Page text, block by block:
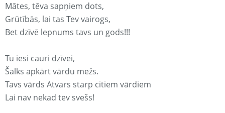
Mātes, tēva sapņiem dots,
Grūtībās, lai tas Tev vairogs,
Bet dzīvē lepnums tavs un gods!!!
Tu iesi cauri dzīvei,
Šalks apkārt vārdu mežs.
Tavs vārds Atvars starp citiem vārdiem
Lai nav nekad tev svešs!